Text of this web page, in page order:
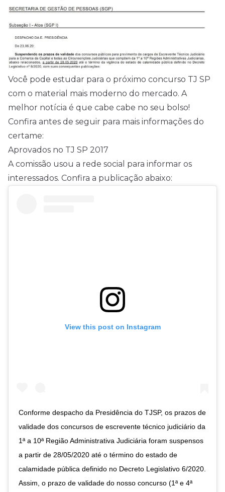
Você pode estudar para o próximo concurso TJ SP
com o material mais moderno do mercado. A
melhor notícia é que cabe cabe no seu bolso!
Confira antes de seguir para mais informações do
certame:
Aprovados no TJ SP 2017
A comissão usou a rede social para informar os
interessados. Confira a publicação abaixo:
View this post on Instagram
Conforme despacho da Presidência do TJSP, os prazos de
validade dos concursos de escrevente técnico judiciário da
1ª a 10ª Região Administrativa Judiciária foram suspensos
a partir de 28/05/2020 até o término do estado de
calamidade pública definido no Decreto Legislativo 6/2020.
Assim, o prazo de validade do nosso concurso (1ª e 4ª